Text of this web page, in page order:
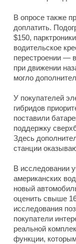
В опросе также
доплатить.
$150,
водительское
перестроении —
при движении
могло
У покупателей
гибридов
поставили
поддержку
Здесь
станции
В исследовании
американских
новый
оценить свыше
исследования
покупатели
реальной
функции,